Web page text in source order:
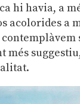
hi havia, a
acolorides a